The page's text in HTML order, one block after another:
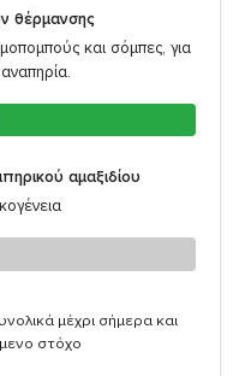
θέρμανσης
και σόμπες, για
αμαξιδίου
μέχρι σήμερα και
στόχο